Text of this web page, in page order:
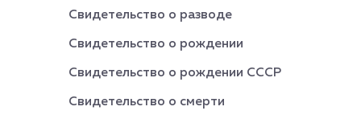
Свидетельство о разводе
Свидетельство о рождении
Свидетельство о рождении СССР
Свидетельство о смерти